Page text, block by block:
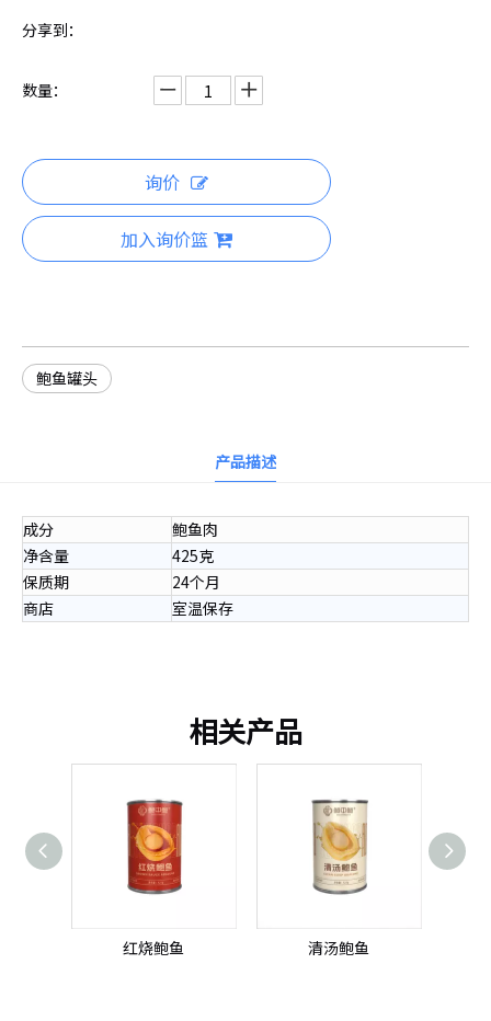
分享到：
数量：
询价
加入询价篮
鲍鱼罐头
产品描述
成分
鲍鱼肉
净含量
425克
保质期
24个月
商店
室温保存
相关产品
红烧鲍鱼 清汤鲍鱼